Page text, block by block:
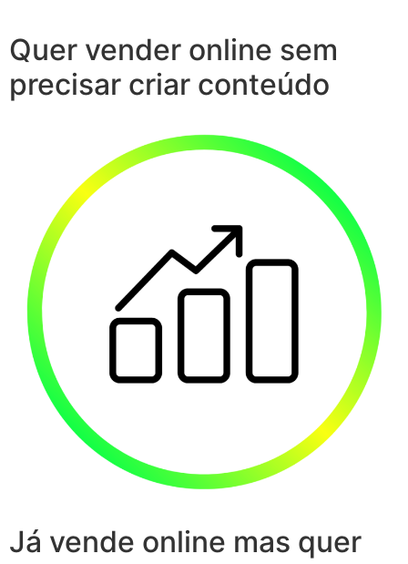
Quer vender online sem
precisar criar conteúdo
Já vende online mas quer